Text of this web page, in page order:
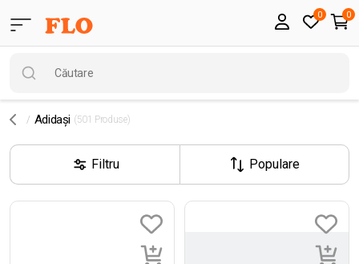
0 0
Adidași (501 Produse)
Filtru Populare